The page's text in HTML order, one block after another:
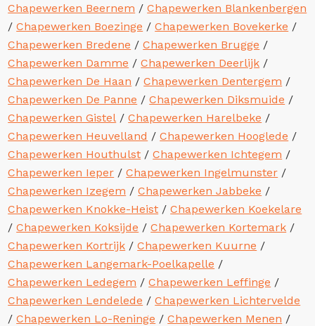
Chapewerken Beernem /Chapewerken Blankenbergen
/Chapewerken Boezinge /Chapewerken Bovekerke /
Chapewerken Bredene /Chapewerken Brugge /
Chapewerken Damme /Chapewerken Deerlijk /
Chapewerken De Haan /Chapewerken Dentergem /
Chapewerken De Panne /Chapewerken Diksmuide /
Chapewerken Gistel /Chapewerken Harelbeke /
Chapewerken Heuvelland /Chapewerken Hooglede /
Chapewerken Houthulst /Chapewerken Ichtegem /
Chapewerken Ieper /Chapewerken Ingelmunster /
Chapewerken Izegem /Chapewerken Jabbeke /
Chapewerken Knokke-Heist /Chapewerken Koekelare
/Chapewerken Koksijde /Chapewerken Kortemark /
Chapewerken Kortrijk /Chapewerken Kuurne /
Chapewerken Langemark-Poelkapelle /
Chapewerken Ledegem /Chapewerken Leffinge /
Chapewerken Lendelede /Chapewerken Lichtervelde
/Chapewerken Lo-Reninge /Chapewerken Menen /